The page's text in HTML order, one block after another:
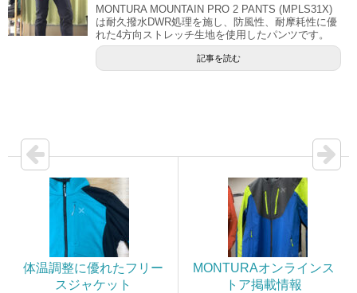
MONTURA MOUNTAIN PRO 2 PANTS (MPLS31X)
は耐久撥水DWR処理を施し、防風性、耐摩耗性に優
れた4方向ストレッチ生地を使用したパンツです。
記事を読む
体温調整に優れたフリー
スジャケット
MONTURAオンラインス
トア掲載情報